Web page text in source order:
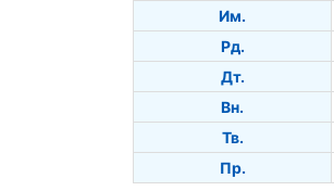
Им.
Рд.
Дт.
Вн.
Тв.
Пр.